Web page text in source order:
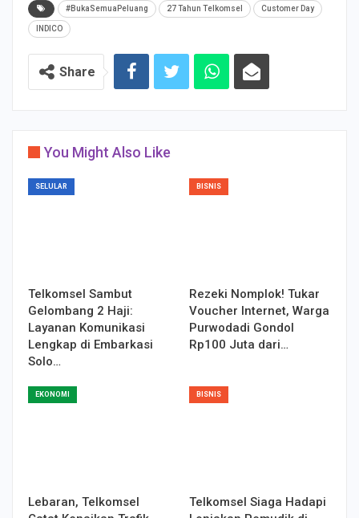
#BukaSemuaPeluang 27 Tahun Telkomsel Customer Day
INDICO
Share
You Might Also Like
SELULAR
Telkomsel Sambut
Gelombang 2 Haji:
Layanan Komunikasi
Lengkap di Embarkasi
Solo…
BISNIS
Rezeki Nomplok! Tukar
Voucher Internet, Warga
Purwodadi Gondol
Rp100 Juta dari…
EKONOMI
Lebaran, Telkomsel
BISNIS
Telkomsel Siaga Hadapi